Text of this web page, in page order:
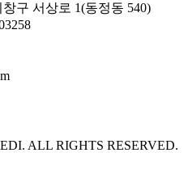
구 서상로 1(동정동 540)
ALL RIGHTS RESERVED.